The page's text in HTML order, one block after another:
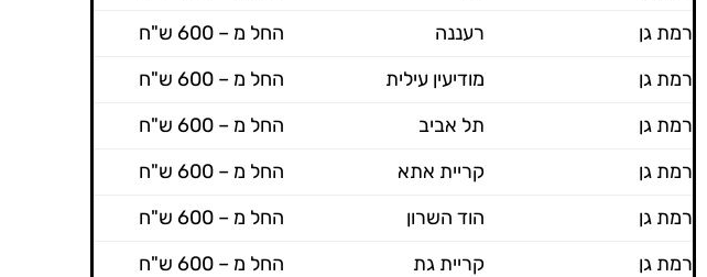
רמת גן
רעננה
החל מ – 600 ש"ח
רמת גן
מודיעין עילית
החל מ – 600 ש"ח
רמת גן
תל אביב
החל מ – 600 ש"ח
רמת גן
קריית אתא
החל מ – 600 ש"ח
רמת גן
הוד השרון
החל מ – 600 ש"ח
רמת גן
קריית גת
החל מ – 600 ש"ח